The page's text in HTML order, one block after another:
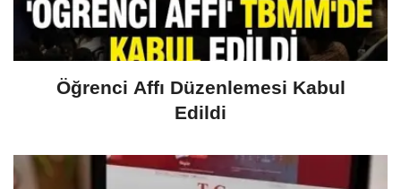
Öğrenci Affı Düzenlemesi Kabul
Edildi